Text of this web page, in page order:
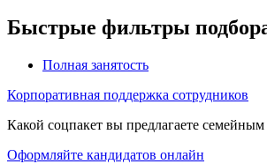
Быстрые фильтры
Полная занятость
Корпоративная поддержка сотрудников
Какой соцпакет вы предлагаете
Оформляйте кандидатов онлайн